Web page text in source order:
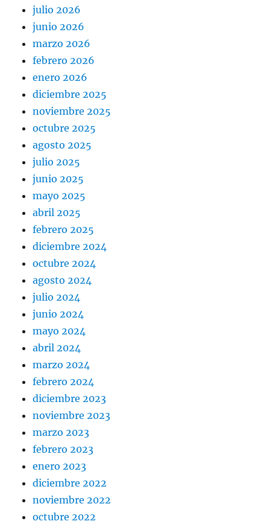
julio 2026
junio 2026
marzo 2026
febrero 2026
enero 2026
diciembre 2025
noviembre 2025
octubre 2025
agosto 2025
julio 2025
junio 2025
mayo 2025
abril 2025
febrero 2025
diciembre 2024
octubre 2024
agosto 2024
julio 2024
junio 2024
mayo 2024
abril 2024
marzo 2024
febrero 2024
diciembre 2023
noviembre 2023
marzo 2023
febrero 2023
enero 2023
diciembre 2022
noviembre 2022
octubre 2022